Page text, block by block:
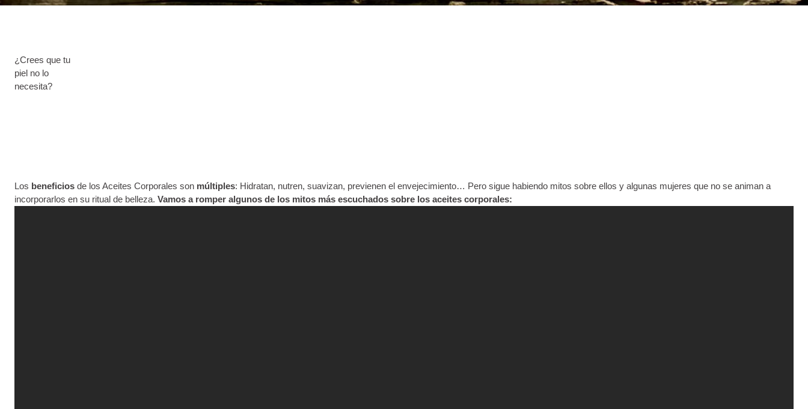
¿Crees que tu
piel no lo
necesita?
Los beneficios de los Aceites Corporales son múltiples: Hidratan, nutren, suavizan, previenen el envejecimiento… Pero sigue habiendo mitos sobre ellos y algunas mujeres que no se animan a
incorporarlos en su ritual de belleza. Vamos a romper algunos de los mitos más escuchados sobre los aceites corporales: